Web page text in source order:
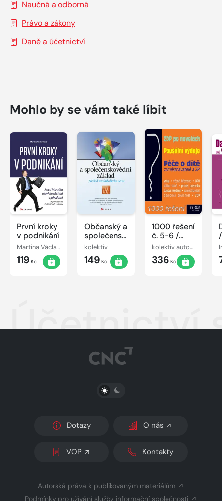
Naučná a odborná
Právo a zákony
Daně a účetnictví
Mohlo by se vám také líbit
První kroky
v podnikání
Martina Václavíková
119 Kč
Občanský a
společenskovědní
základ
kolektiv
149 Kč
1000 řešení
č. 5-6 /
2026 - ZDP
novelách
kolektiv autorů
336 Kč
Účetnictví
PŘEPNOUT SVĚTLÝ/TMAVÝ REŽIM
Dotazy O nás
VOP Kontakty
Autorská práva k publikovaným materiálům
Podmínky pro užívání služby informační společnosti